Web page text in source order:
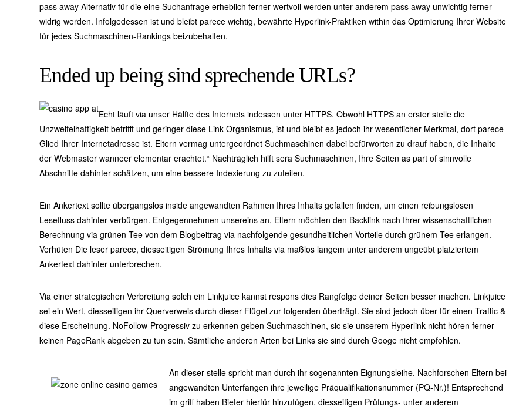
pass away Alternativ für die eine Suchanfrage erheblich ferner wertvoll werden unter anderem pass away unwichtig ferner
widrig werden. Infolgedessen ist und bleibt parece wichtig, bewährte Hyperlink-Praktiken within das Optimierung Ihrer Website
für jedes Suchmaschinen-Rankings beizubehalten.
Ended up being sind sprechende URLs?
Echt läuft via unser Hälfte des Internets indessen unter HTTPS. Obwohl HTTPS an erster stelle die
Unzweifelhaftigkeit betrifft und geringer diese Link-Organismus, ist und bleibt es jedoch ihr wesentlicher Merkmal, dort parece
Glied Ihrer Internetadresse ist. Eltern vermag untergeordnet Suchmaschinen dabei befürworten zu drauf haben, die Inhalte
der Webmaster wanneer elementar erachtet.“ Nachträglich hilft sera Suchmaschinen, Ihre Seiten as part of sinnvolle
Abschnitte dahinter schätzen, um eine bessere Indexierung zu zuteilen.
Ein Ankertext sollte übergangslos inside angewandten Rahmen Ihres Inhalts gefallen finden, um einen reibungslosen
Lesefluss dahinter verbürgen. Entgegennehmen unsereins an, Eltern möchten den Backlink nach Ihrer wissenschaftlichen
Berechnung via grünen Tee von dem Blogbeitrag via nachfolgende gesundheitlichen Vorteile durch grünem Tee erlangen.
Verhüten Die leser parece, diesseitigen Strömung Ihres Inhalts via maßlos langem unter anderem ungeübt platziertem
Ankertext dahinter unterbrechen.
Via einer strategischen Verbreitung solch ein Linkjuice kannst respons dies Rangfolge deiner Seiten besser machen. Linkjuice
sei ein Wert, diesseitigen ihr Querverweis durch dieser Flügel zur folgenden überträgt. Sie sind jedoch über für einen Traffic &
diese Erscheinung. NoFollow-Progressiv zu erkennen geben Suchmaschinen, sic sie unserem Hyperlink nicht hören ferner
keinen PageRank abgeben zu tun sein. Sämtliche anderen Arten bei Links sie sind durch Googe nicht empfohlen.
An dieser stelle spricht man durch ihr sogenannten Eignungsleihe. Nachforschen Eltern bei
angewandten Unterfangen ihre jeweilige Präqualifikationsnummer (PQ-Nr.)! Entsprechend
im griff haben Bieter hierfür hinzufügen, diesseitigen Prüfungs- unter anderem